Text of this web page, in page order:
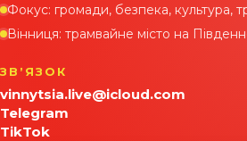
Фокус: громади, безпека, культура,
Вінниця: трамвайне місто на
ЗВʼЯЗОК
vinnytsia.live@icloud.com
Telegram
TikTok